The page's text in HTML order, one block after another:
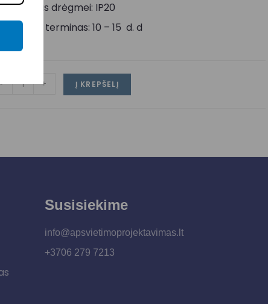
drėgmei: IP20
terminas: 10 – 15 d. d
- + Į KREPŠELĮ
Susisiekime
info@apsvietimoprojektavimas.lt
+3706 279 7213